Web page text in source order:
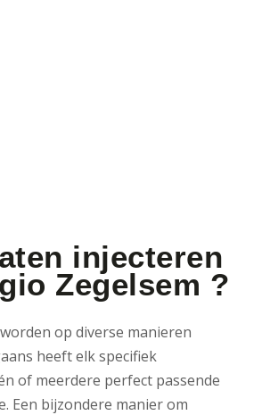
injecteren
Zegelsem ?
op diverse manieren
heeft elk specifiek
of meerdere perfect passende
Een bijzondere manier om